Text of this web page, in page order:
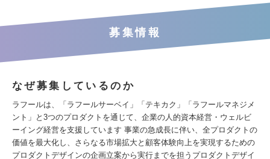
募集情報
なぜ募集しているのか
ラフールは、「ラフールサーベイ」「テキカク」「ラフールマネジメ
ント」と3つのプロダクトを通じて、企業の人的資本経営・ウェルビ
ーイング経営を支援しています 事業の急成長に伴い、全プロダクトの
価値を最大化し、さらなる市場拡大と顧客体験向上を実現するための
プロダクトデザインの企画立案から実行までを担うプロダクトデザイ